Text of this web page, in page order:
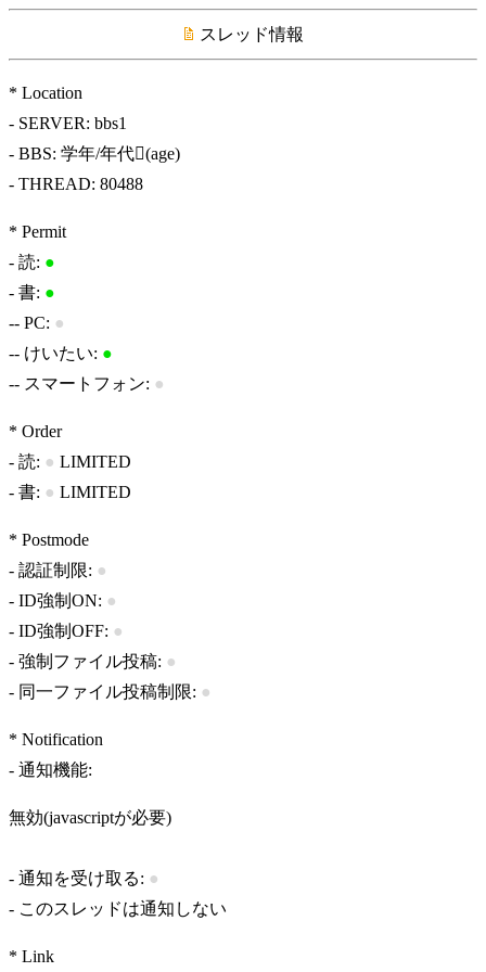
スレッド情報
* Location
- SERVER: bbs1
- BBS: 学年/年代(age)
- THREAD: 80488
* Permit
- 読: ●
- 書: ●
-- PC: ●
-- けいたい: ●
-- スマートフォン: ●
* Order
- 読: ● LIMITED
- 書: ● LIMITED
* Postmode
- 認証制限: ●
- ID強制ON: ●
- ID強制OFF: ●
- 強制ファイル投稿: ●
- 同一ファイル投稿制限: ●
* Notification
- 通知機能:
無効(javascriptが必要)
- 通知を受け取る: ●
- このスレッドは通知しない
* Link